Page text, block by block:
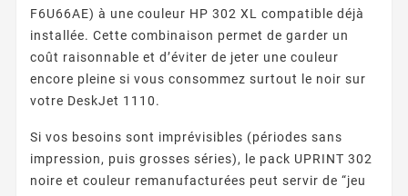
F6U66AE) à une couleur HP 302 XL compatible déjà
installée. Cette combinaison permet de garder un
coût raisonnable et d’éviter de jeter une couleur
encore pleine si vous consommez surtout le noir sur
votre DeskJet 1110.
Si vos besoins sont imprévisibles (périodes sans
impression, puis grosses séries), le pack UPRINT 302
noire et couleur remanufacturées peut servir de “jeu